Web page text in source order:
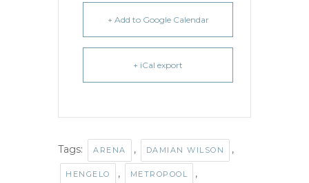
+ Add to Google Calendar
+ iCal export
Tags: ARENA , DAMIAN WILSON ,
HENGELO , METROPOOL ,